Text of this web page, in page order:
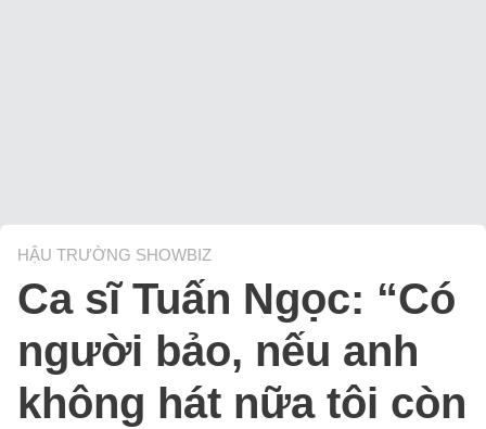
HẬU TRƯỜNG SHOWBIZ
Ca sĩ Tuấn Ngọc: “Có
người bảo, nếu anh
không hát nữa tôi còn